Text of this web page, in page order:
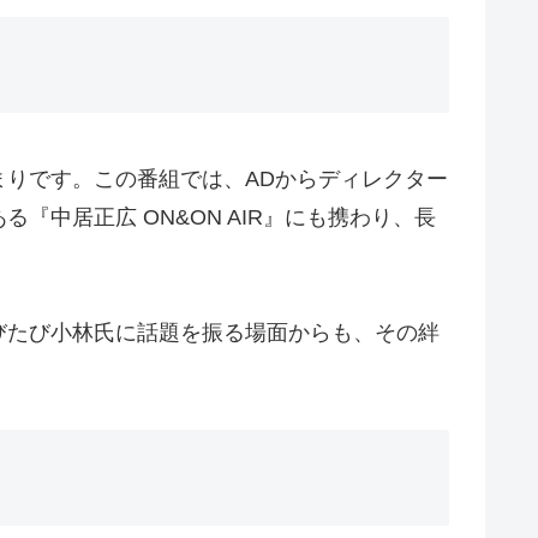
です。この番組では、ADからディレクター
『中居正広 ON&ON AIR』にも携わり、長
び小林氏に話題を振る場面からも、その絆